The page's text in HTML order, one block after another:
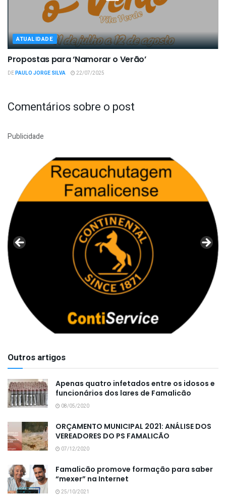
ATUALIDADE
Propostas para ‘Namorar o Verão’
DEPAULO JORGE SILVA 22/07/2025
Comentários sobre o post
Publicidade
Outros artigos
Apenas quatro infetados entre os idosos e
funcionários dos lares de Famalicão
08/05/2020
ORÇAMENTO MUNICIPAL 2021: ANÁLISE DOS
VEREADORES DO PS FAMALICÃO
07/12/2020
Famalicão promove formação para saber
“mexer” na Internet
25/10/2021